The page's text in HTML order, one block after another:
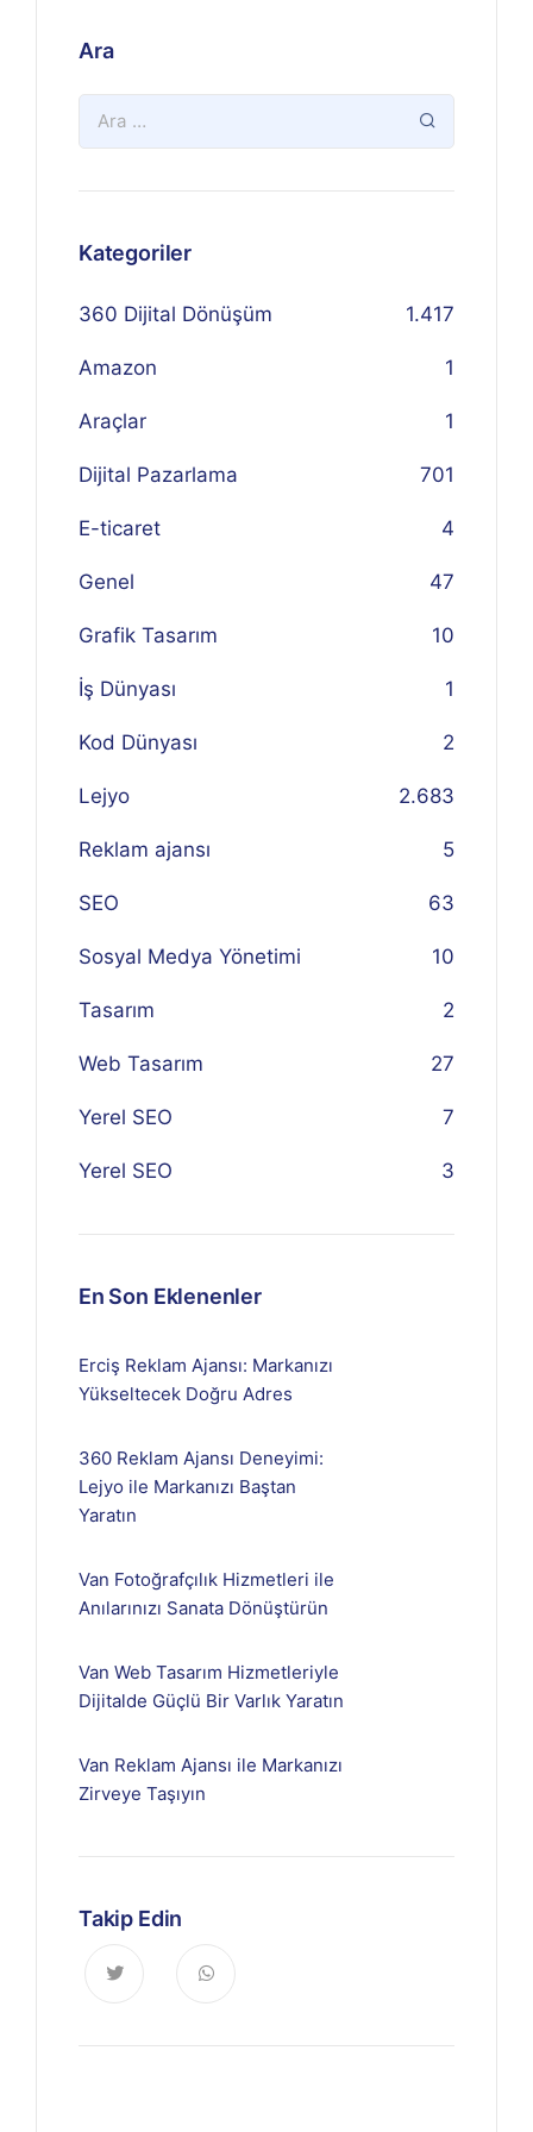
Ara
Kategoriler
360 Dijital Dönüşüm 1.417
Amazon 1
Araçlar 1
Dijital Pazarlama 701
E-ticaret 4
Genel 47
Grafik Tasarım 10
İş Dünyası 1
Kod Dünyası 2
Lejyo 2.683
Reklam ajansı 5
SEO 63
Sosyal Medya Yönetimi 10
Tasarım 2
Web Tasarım 27
Yerel SEO 7
Yerel SEO 3
En Son Eklenenler
Erciş Reklam Ajansı: Markanızı
Yükseltecek Doğru Adres
360 Reklam Ajansı Deneyimi:
Lejyo ile Markanızı Baştan
Yaratın
Van Fotoğrafçılık Hizmetleri ile
Anılarınızı Sanata Dönüştürün
Van Web Tasarım Hizmetleriyle
Dijitalde Güçlü Bir Varlık Yaratın
Van Reklam Ajansı ile Markanızı
Zirveye Taşıyın
Takip Edin